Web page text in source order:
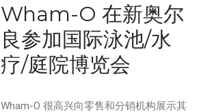
最新资讯
有新创意？
分享你的体验！
Wham-O 在新奥尔
良参加国际泳池/水
疗/庭院博览会
Wham-O 很高兴向零售和分销机构展示其